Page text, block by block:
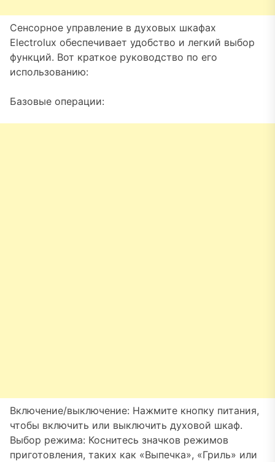
Сенсорное управление в духовых шкафах
Electrolux обеспечивает удобство и легкий выбор
функций. Вот краткое руководство по его
использованию:
Базовые операции:
Включение/выключение: Нажмите кнопку питания,
чтобы включить или выключить духовой шкаф.
Выбор режима: Коснитесь значков режимов
приготовления, таких как «Выпечка», «Гриль» или